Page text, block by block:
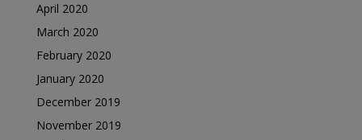
April 2020
March 2020
February 2020
January 2020
December 2019
November 2019